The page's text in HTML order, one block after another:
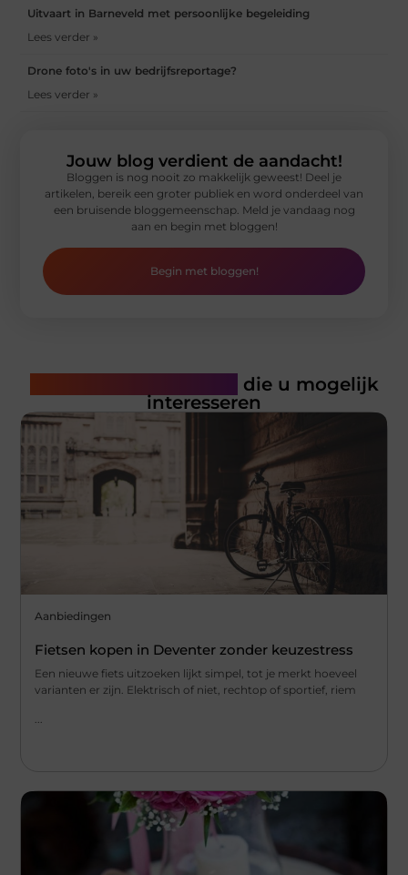
Uitvaart in Barneveld met persoonlijke begeleiding
Lees verder »
Drone foto's in uw bedrijfsreportage?
Lees verder »
Jouw blog verdient de aandacht!
Bloggen is nog nooit zo makkelijk geweest! Deel je
artikelen, bereik een groter publiek en word onderdeel van
een bruisende bloggemeenschap. Meld je vandaag nog
aan en begin met bloggen!
Begin met bloggen!
die u mogelijk
interesseren
Aanbiedingen
Fietsen kopen in Deventer zonder keuzestress
Een nieuwe fiets uitzoeken lijkt simpel, tot je merkt hoeveel
varianten er zijn. Elektrisch of niet, rechtop of sportief, riem
...